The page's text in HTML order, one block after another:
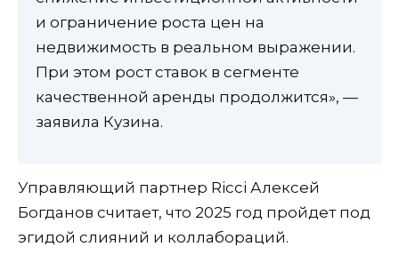
и ограничение роста цен на
недвижимость в реальном выражении.
При этом рост ставок в сегменте
качественной аренды продолжится», —
заявила Кузина.
Управляющий партнер Ricci Алексей
Богданов считает, что 2025 год пройдет под
эгидой слияний и коллабораций.